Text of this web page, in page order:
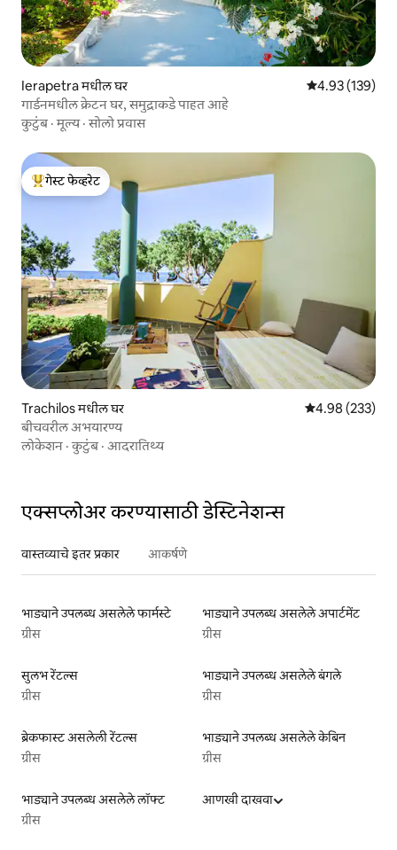
Ierapetra मधील घर 5 पैकी 4.93
4.93 (139)
गार्डनमधील क्रेटन घर, समुद्राकडे पाहत आहे
कुटुंब·मूल्य·सोलो प्रवास
टॉप गेस्ट फेव्हरेट
गेस्ट फेव्हरेट
Trachilos मधील घर 5 पैकी 4.98
4.98 (233)
बीचवरील अभयारण्य
लोकेशन ·कुटुंब· आदरातिथ्य
एक्सप्लोअर करण्यासाठी डेस्टिनेशन्स
वास्तव्याचे इतर प्रकार आकर्षणे
भाड्याने उपलब्ध असलेले फार्मस्टे
ग्रीस
भाड्याने उपलब्ध असलेले अपार्टमेंट
ग्रीस
सुलभ रेंटल्स
ग्रीस
भाड्याने उपलब्ध असलेले बंगले
ग्रीस
ब्रेकफास्ट असलेली रेंटल्स
ग्रीस
भाड्याने उपलब्ध असलेले केबिन
ग्रीस
भाड्याने उपलब्ध असलेले लॉफ्ट
ग्रीस
आणखी दाखवा